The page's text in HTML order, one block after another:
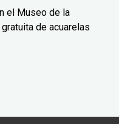
el Museo de la
de acuarelas